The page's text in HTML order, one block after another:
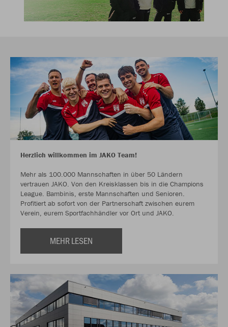
Herzlich willkommen im JAKO Team!
Mehr als 100.000 Mannschaften in über 50 Ländern
vertrauen JAKO. Von den Kreisklassen bis in die Champions
League. Bambinis, erste Mannschaften und Senioren.
Profitiert ab sofort von der Partnerschaft zwischen eurem
Verein, eurem Sportfachhändler vor Ort und JAKO.
MEHR LESEN